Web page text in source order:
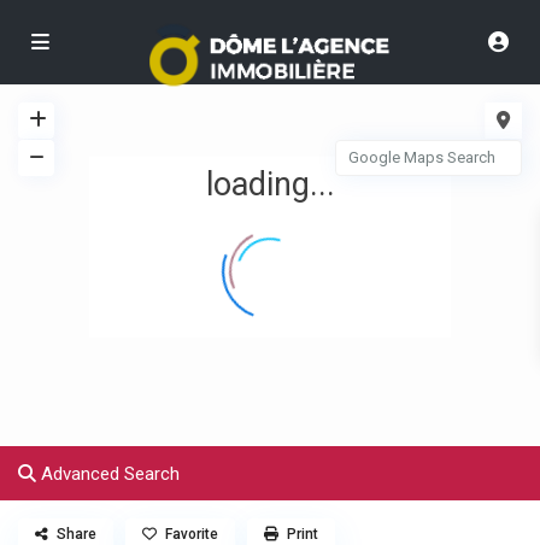
loading...
Advanced Search
Share Favorite Print